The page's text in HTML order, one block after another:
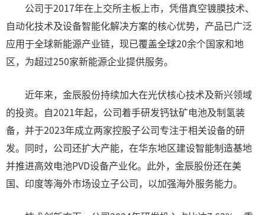
公司于2017年在上交所主板上市，凭借真空镀膜技术、
自动化技术及设备智能化解决方案的核心优势，产品已广泛
应用于全球新能源产业链，现已覆盖全球20余个国家和地
区，为超过250家新能源企业提供服务。
近年来，金辰股份持续加大在光伏核心技术及新兴领域
的投资。自2021年起，公司着手研发钙钛矿电池及制氢装
备，并于2023年成立两家控股子公司专注于相关设备的研
发。同时，公司还扩大产能，在华东地区建设智能制造基地
并推进高效电池PVD设备产业化。此外，金辰股份还在美
国、印度等海外市场设立子公司，以加强海外服务能力。